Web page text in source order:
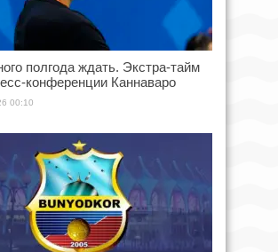
полгода ждать. Экстра-тайм
конференции Каннаваро
00:10